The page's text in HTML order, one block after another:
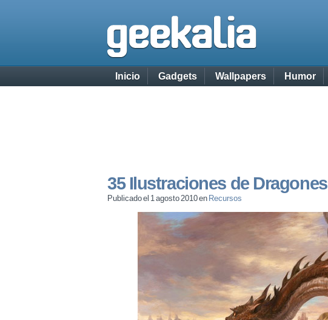
Inicio Gadgets Wallpapers Humor
35 Ilustraciones de Dragones
Publicado el 1 agosto 2010 en Recursos